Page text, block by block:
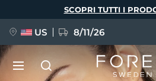
SCOPRI TUTTI I
US 8/11/26